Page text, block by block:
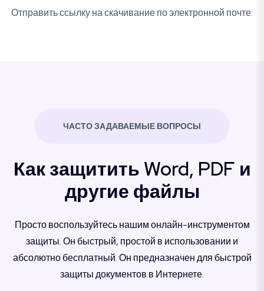
Отправить ссылку на скачивание по электронной почте.
ЧАСТО ЗАДАВАЕМЫЕ ВОПРОСЫ
Как защитить Word, PDF и
другие файлы
Просто воспользуйтесь нашим онлайн-инструментом
защиты. Он быстрый, простой в использовании и
абсолютно бесплатный. Он предназначен для быстрой
защиты документов в Интернете.